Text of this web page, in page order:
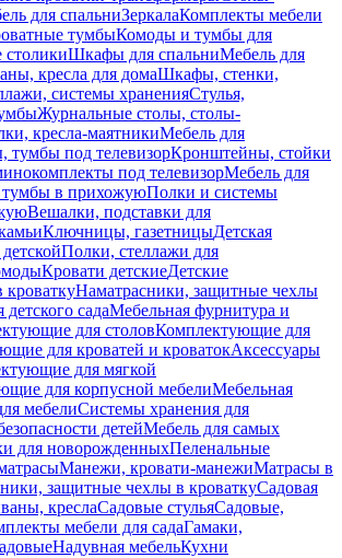
для спальниЗеркалаКомплекты мебели
тумбыКомоды и тумбы для
столикиШкафы для спальниМебель для
кресла для домаШкафы, стенки,
системы храненияСтулья,
Журнальные столы, столы-
кресла-маятникиМебель для
тумбы под телевизорКронштейны, стойки
под телевизорМебель для
в прихожуюПолки и системы
Вешалки, подставки для
Ключницы, газетницыДетская
Полки, стеллажи для
Кровати детскиеДетские
Наматрасники, защитные чехлы
садаМебельная фурнитура и
для столовКомплектующие для
для кроватей и кроватокАксессуары
для мягкой
для корпусной мебелиМебельная
мебелиСистемы хранения для
детейМебель для самых
для новорожденныхПеленальные
Манежи, кровати-манежиМатрасы в
защитные чехлы в кроваткуСадовая
креслаСадовые стульяСадовые,
мебели для садаГамаки,
Надувная мебельКухни